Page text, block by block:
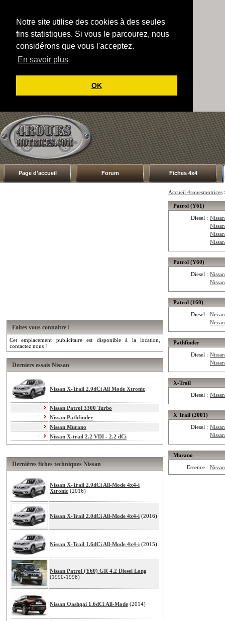
Notre site utilise des cookies à des seules
fins statistiques. Si vous le parcourez, nous
considérons que vous l'acceptez.
En savoir plus
OK
Page d'accueil Forum Fiches 4x4
Faites vous connaitre !
Cet emplacement publicitaire est disponible à la location,
contactez nous !
Derniers essais Nissan
Nissan X-Trail 2.0dCi All Mode Xtronic
Nissan Patrol 3300 Turbo
Nissan Pathfinder
Nissan Murano
Nissan X-trail 2.2 VDI - 2.2 dCi
Dernières fiches techniques Nissan
Nissan X-Trail 2.0dCi All-Mode 4x4-i
Xtronic (2016)
Nissan X-Trail 2.0dCi All-Mode 4x4-i (2016)
Nissan X-Trail 1.6dCi All-Mode 4x4-i (2015)
Nissan Patrol (Y60) GR 4.2 Diesel Long
(1990-1998)
Nissan Qashqai 1.6dCi All-Mode (2014)
Accueil 4rouesmotrices
Patrol (Y61)
Diesel :
Patrol (Y60)
Diesel :
Patrol (160)
Diesel :
Pathfinder
Diesel :
X-Trail
Diesel :
X Trail (2001)
Diesel :
Murano
Essence :